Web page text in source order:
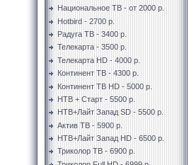
Национальное ТВ - от 2000 р.
Hotbird - 2700 р.
Радуга ТВ - 3400 р.
Телекарта - 3500 р.
Телекарта HD - 4000 р.
Континент ТВ - 4300 р.
Континент ТВ HD - 5000 р.
НТВ + Старт - 5500 р.
НТВ+Лайт Запад SD - 5500 р.
Актив ТВ - 5900 р.
НТВ+Лайт Запад HD - 6500 р.
Триколор ТВ - 6900 р.